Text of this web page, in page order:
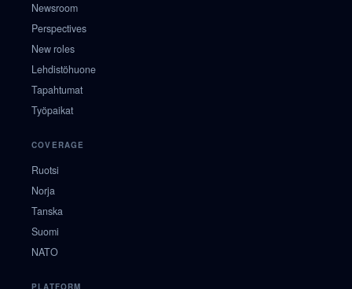
Newsroom
Perspectives
New roles
Lehdistöhuone
Tapahtumat
Työpaikat
COVERAGE
Ruotsi
Norja
Tanska
Suomi
NATO
PLATFORM